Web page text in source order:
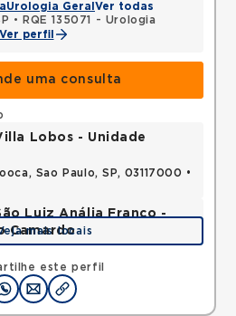
Urologia Geral Ver todas
•
RQE 135071 - Urologia
Ver perfil
uma consulta
este perfil
Lobos - Unidade
Sao Paulo, SP, 03117000 •
Luiz Anália Franco -
Camardo
Tatuape, Sao Paulo, SP,
mais locais